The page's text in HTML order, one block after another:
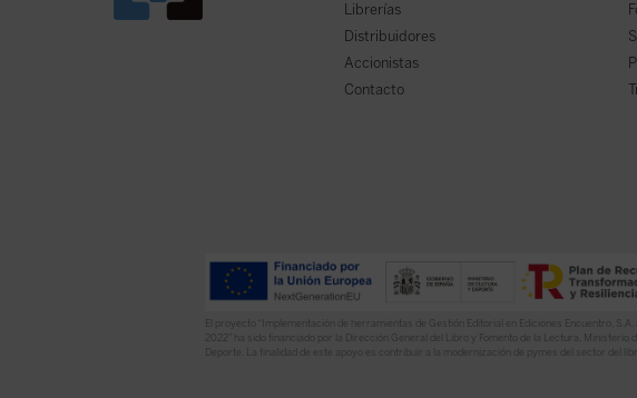
Librerías
Distribuidores
Accionistas
Contacto
El proyecto “Implementación de herramientas de Gestión Editorial en Ediciones Encuentro, S.A.
2022” ha sido financiado por la Dirección General del Libro y Fomento de la Lectura, Ministerio
Deporte. La finalidad de este apoyo es contribuir a la modernización de pymes del sector del